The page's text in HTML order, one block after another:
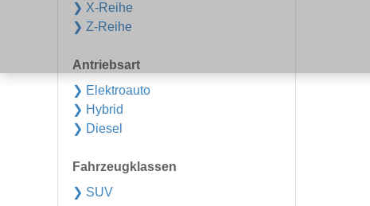
❯ X-Reihe
❯ Z-Reihe
Antriebsart
❯ Elektroauto
❯ Hybrid
❯ Diesel
Fahrzeugklassen
❯ SUV